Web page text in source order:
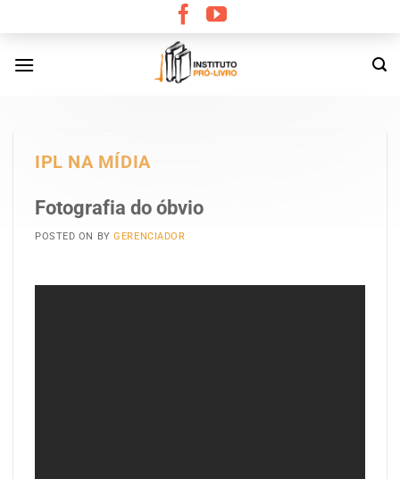
content
IPL NA MÍDIA
Fotografia do óbvio
POSTED ON BYGERENCIADOR